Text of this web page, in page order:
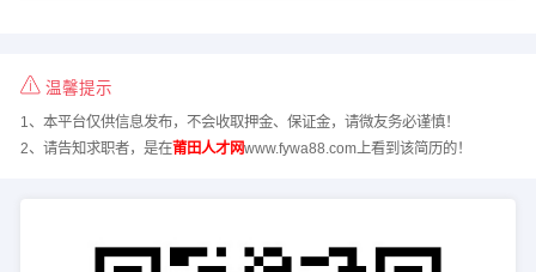
温馨提示
1、本平台仅供信息发布，不会收取押金、保证金，请微友务必谨慎！
2、请告知求职者，是在莆田人才网www.fywa88.com上看到该简历的！